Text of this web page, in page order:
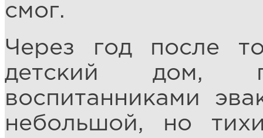
смог.
Через год после
детский дом,
воспитанниками
небольшой, но